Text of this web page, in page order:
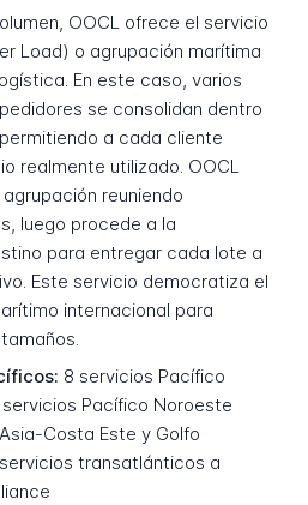
OOCL ofrece el servicio
Load) o agrupación marítima
En este caso, varios
se consolidan dentro
a cada cliente
realmente utilizado. OOCL
reuniendo
luego procede a la
para entregar cada lote a
Este servicio democratiza el
internacional para
8 servicios Pacífico
Pacífico Noroeste
Costa Este y Golfo
transatlánticos a